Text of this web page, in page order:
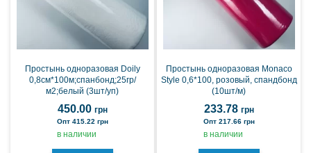
Простынь одноразовая Doily
0,8см*100м;спанбонд;25гр/
м2;белый (3шт/уп)
450.00 грн
Опт 415.22 грн
в наличии
Простынь одноразовая Monaco
Style 0,6*100, розовый, спандбонд
(10шт/м)
233.78 грн
Опт 217.66 грн
в наличии